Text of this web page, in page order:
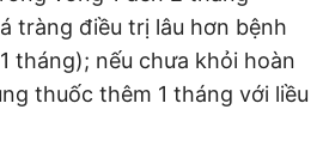
tràng điều trị lâu hơn bệnh
tháng); nếu chưa khỏi hoàn
thuốc thêm 1 tháng với liều